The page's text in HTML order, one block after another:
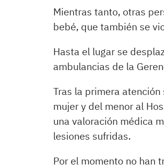
Mientras tanto, otras
bebé, que también se
Hasta el lugar se
ambulancias de la
Tras la primera
mujer y del menor al
una valoración médica
lesiones sufridas.
Por el momento no han